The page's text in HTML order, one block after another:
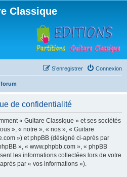
Classique
Connexion
S’enregistrer
de confidentialité
« Guitare Classique » et ses sociétés
», « notre », « nos », « Guitare
») et phpBB (désigné ci-après par
», « www.phpbb.com », « phpBB
les informations collectées lors de votre
par « vos informations »).